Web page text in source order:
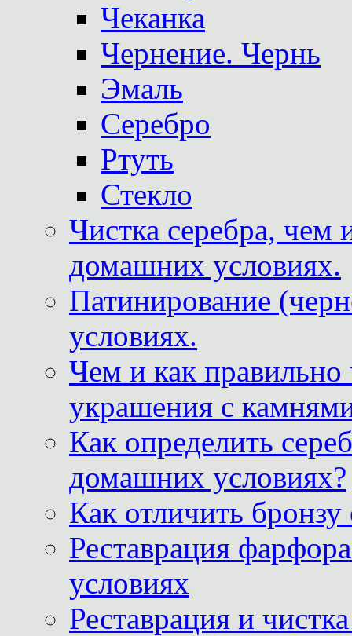
Чеканка
Чернение. Чернь
Эмаль
Серебро
Ртуть
Стекло
Чистка серебра, чем
домашних условиях.
Патинирование
условиях.
Чем и как
украшения с
Как определить
домашних условиях?
Как отличить
Реставрация
условиях
Реставрация и